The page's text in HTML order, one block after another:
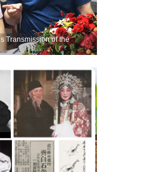
Transmission of the